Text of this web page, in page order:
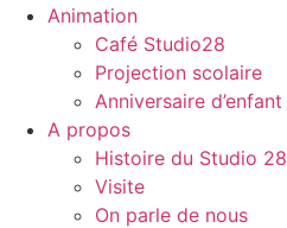
Animation
Café Studio28
Projection scolaire
Anniversaire d’enfant
A propos
Histoire du Studio 28
Visite
On parle de nous